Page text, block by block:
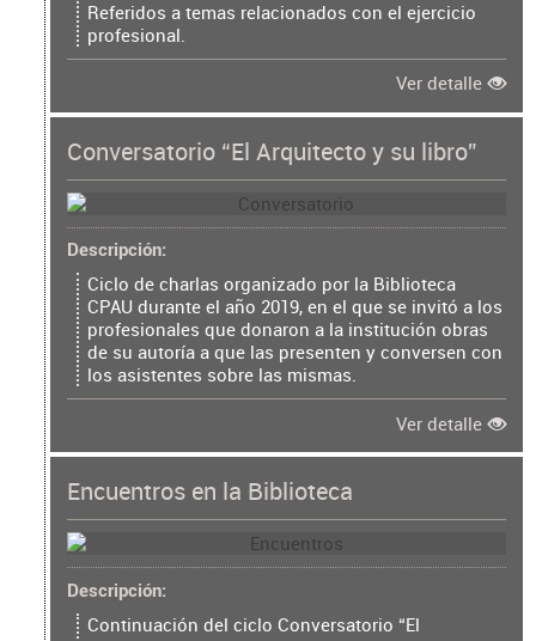
Referidos a temas relacionados con el ejercicio
profesional.
Ver detalle
Conversatorio “El Arquitecto y su libro”
Descripción
Ciclo de charlas organizado por la Biblioteca
CPAU durante el año 2019, en el que se invitó a los
profesionales que donaron a la institución obras
de su autoría a que las presenten y conversen con
los asistentes sobre las mismas.
Ver detalle
Encuentros en la Biblioteca
Descripción
Continuación del ciclo Conversatorio “El